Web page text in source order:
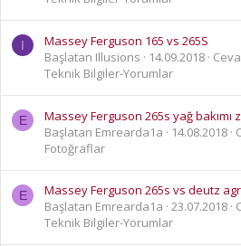
I
Massey Ferguson 165 vs 265S
Başlatan Illusions
14.09.2018
Teknik Bilgiler-Yorumlar
E
Massey Ferguson 265s yağ bakımı
Başlatan Emrearda1a
14.08.2018
Fotoğraflar
E
Massey Ferguson 265s vs deutz
Başlatan Emrearda1a 23.07.2018
Teknik Bilgiler-Yorumlar